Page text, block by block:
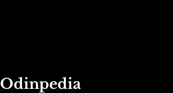
Odinpedia